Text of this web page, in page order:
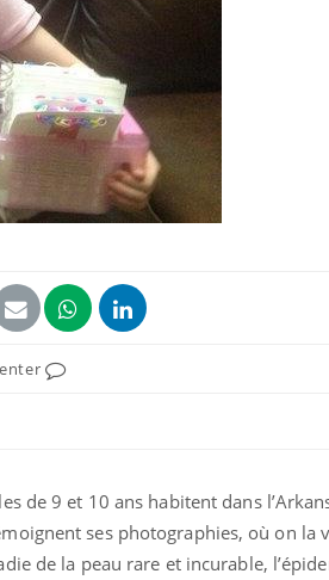
de 9 et 10 ans habitent dans
ses photographies, où on la
de la peau rare et incurable,